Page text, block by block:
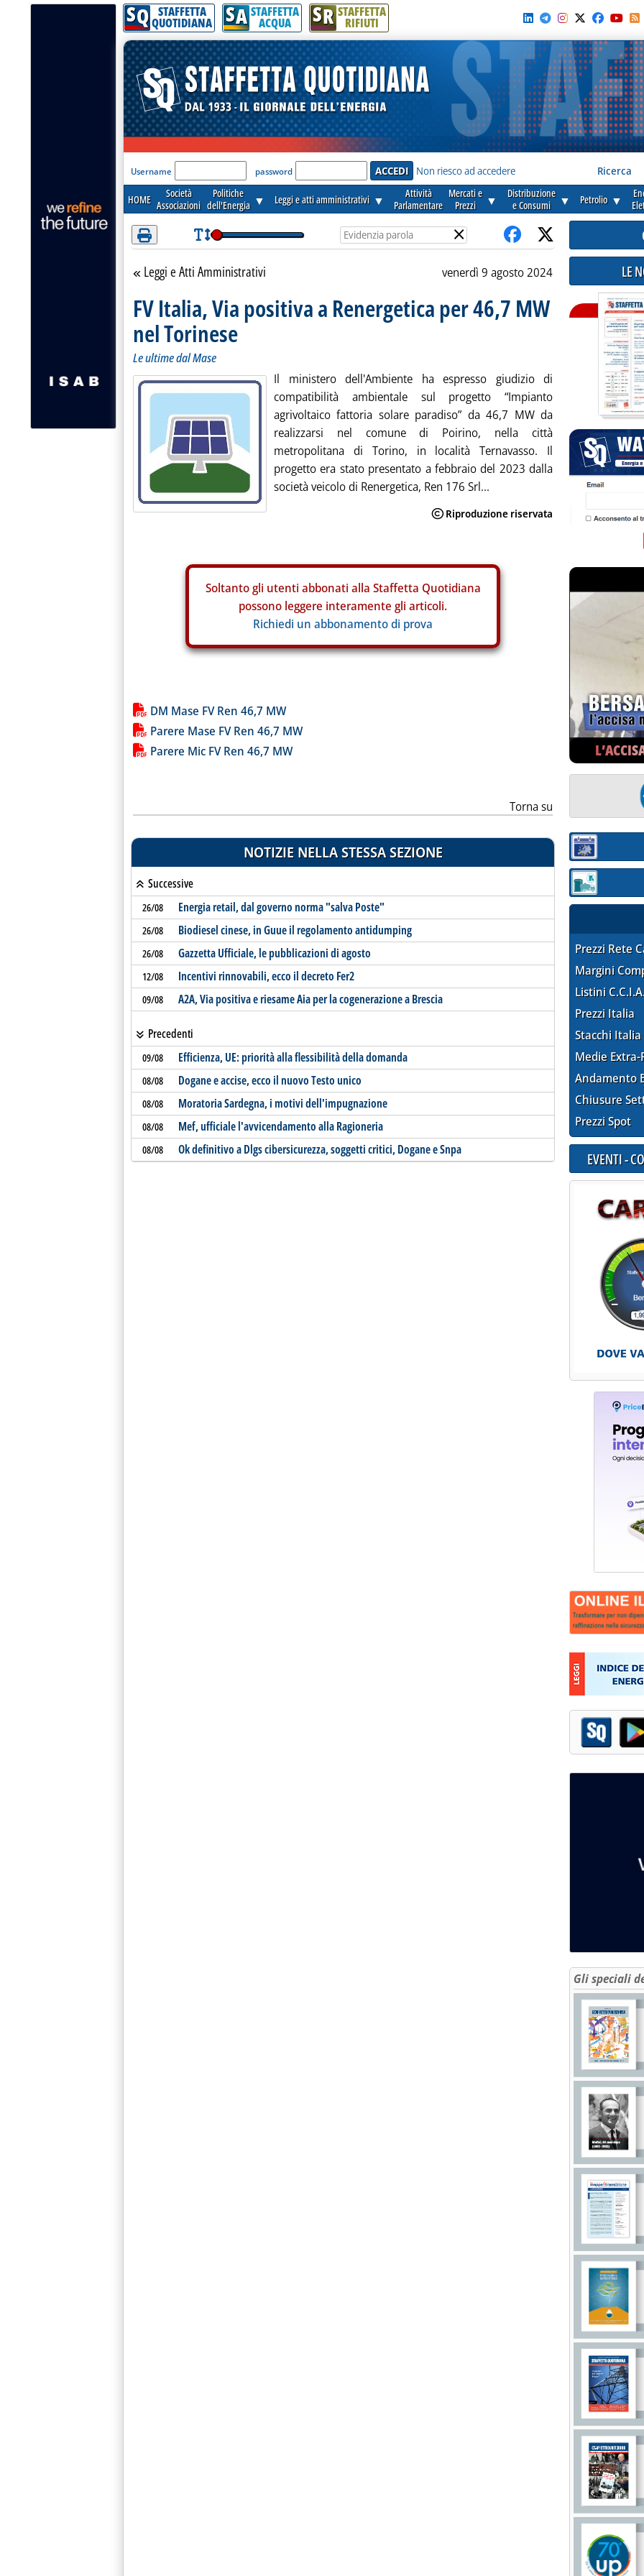
Attenzione! Esegui l'accesso per lèggere interamente la notizia.
SQ STAFFETTA
QUOTIDIANA SA STAFFETTA
ACQUA SR STAFFETTA
RIFIUTI
'Modulo Login per accedere'
Username password Non riesco ad accedere Ricerca
HOME
Società
Associazioni
Politiche
dell'Energia ▼ Leggi e atti amministrativi ▼
Attività
Parlamentare
Mercati e
Prezzi
▼
Distribuzione
e Consumi
▼ Petrolio ▼
×
Torna alla sezione
Leggi e Atti Amministrativi venerdì 9 agosto 2024
FV Italia, Via positiva a Renergetica per 46,7 MW
nel Torinese
Le ultime dal Mase
Il ministero dell'Ambiente ha espresso giudizio di
compatibilità ambientale sul progetto “Impianto
agrivoltaico fattoria solare paradiso” da 46,7 MW da
realizzarsi nel comune di Poirino, nella città
metropolitana di Torino, in località Ternavasso. Il
progetto era stato presentato a febbraio del 2023 dalla
società veicolo di Renergetica, Ren 176 Srl...
Soltanto gli utenti abbonati alla Staffetta Quotidiana
possono leggere interamente gli articoli.
Richiedi un abbonamento di prova
Lista allegati PDF alla notizia
DM Mase FV Ren 46,7 MW
Parere Mase FV Ren 46,7 MW
Parere Mic FV Ren 46,7 MW
Torna su
NOTIZIE NELLA STESSA SEZIONE
Successive
26/08 Energia retail, dal governo norma "salva Poste"
26/08 Biodiesel cinese, in Guue il regolamento antidumping
26/08 Gazzetta Ufficiale, le pubblicazioni di agosto
12/08 Incentivi rinnovabili, ecco il decreto Fer2
09/08 A2A, Via positiva e riesame Aia per la cogenerazione a Brescia
Precedenti
09/08 Efficienza, UE: priorità alla flessibilità della domanda
08/08 Dogane e accise, ecco il nuovo Testo unico
08/08 Moratoria Sardegna, i motivi dell'impugnazione
08/08 Mef, ufficiale l'avvicendamento alla Ragioneria
08/08 Ok definitivo a Dlgs cibersicurezza, soggetti critici, Dogane e Snpa
LE
Sezione:
Sezione:
Prezzi Rete
Margini
Listini
Prezzi Italia
Stacchi Italia
Medie Extra-
Andamento
Chiusure
Prezzi Spot
EVENTI -
Gli speciali